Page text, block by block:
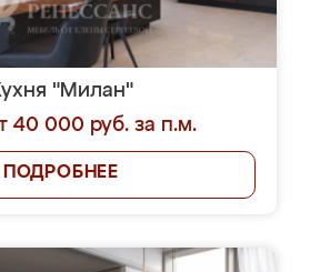
"Милан"
40 000 руб. за п.м.
ПОДРОБНЕЕ